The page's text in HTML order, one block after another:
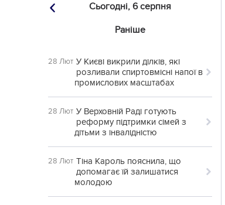
Сьогодні, 6 серпня
Раніше
28 Лют У Києві викрили ділків, які
розливали спиртовмісні напої в
промислових масштабах
28 Лют У Верховній Раді готують
реформу підтримки сімей з
дітьми з інвалідністю
28 Лют Тіна Кароль пояснила, що
допомагає їй залишатися
молодою